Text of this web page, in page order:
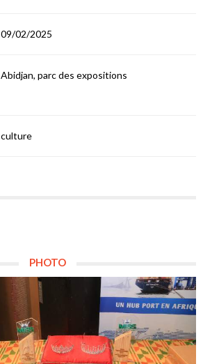
09/02/2025
Abidjan, parc des expositions
culture
PHOTO